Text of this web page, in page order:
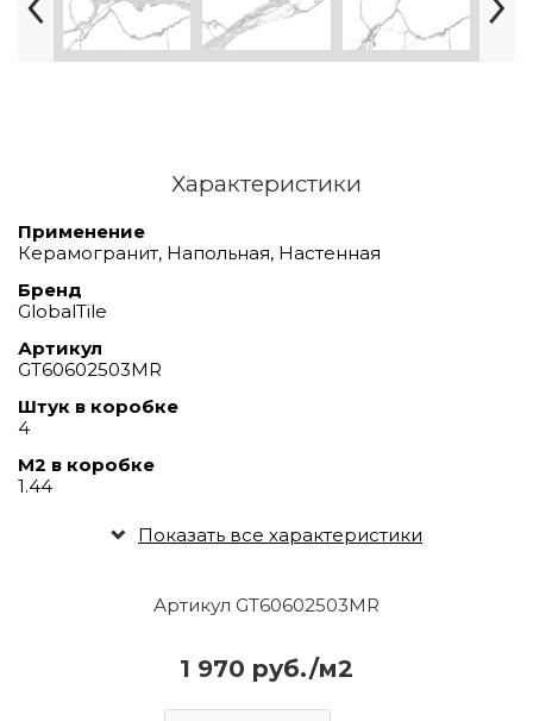
Артикул GT60602503MR
1 970 руб./м2
Характеристики
Применение
Керамогранит, Напольная, Настенная
Бренд
GlobalTile
Артикул
GT60602503MR
Штук в коробке
4
М2 в коробке
1.44
Показать все характеристики